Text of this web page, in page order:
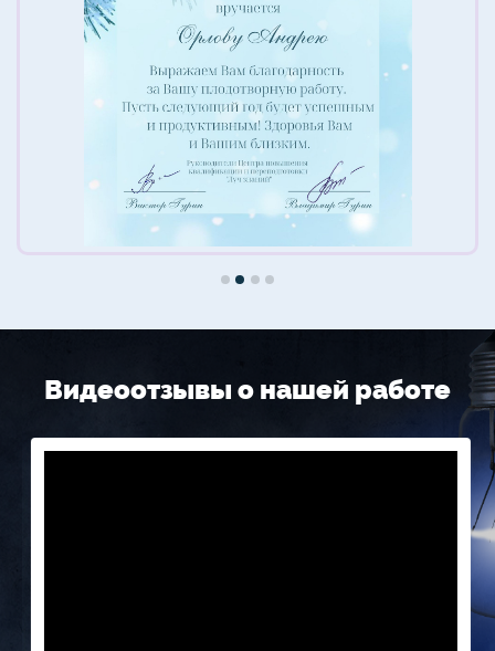
Видеоотзывы о нашей работе